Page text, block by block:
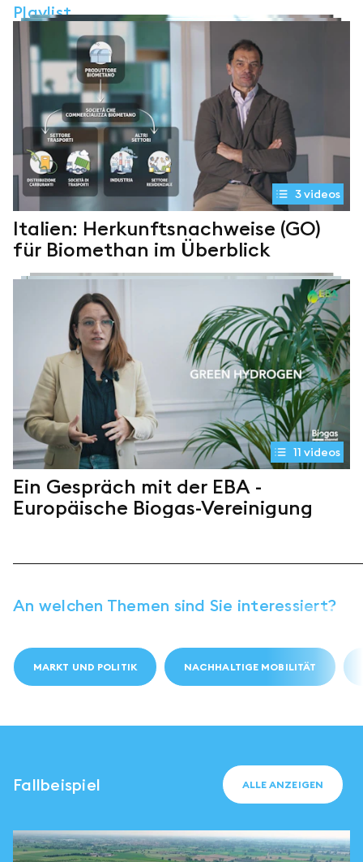
Playlist
3videos
Italien: Herkunftsnachweise (GO)
für Biomethan im Überblick
11 videos
Ein Gespräch mit der EBA -
Europäische Biogas-Vereinigung
An welchen Themen sind Sie interessiert?
MARKT UND POLITIK NACHHALTIGE MOBILITÄT
Fallbeispiel ALLE ANZEIGEN